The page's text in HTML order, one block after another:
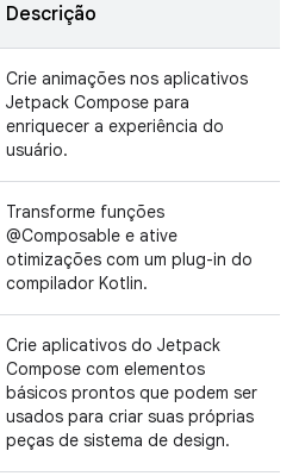
Descrição
Crie animações nos aplicativos
Jetpack Compose para
enriquecer a experiência do
usuário.
Transforme funções
@Composable e ative
otimizações com um plug-in do
compilador Kotlin.
Crie aplicativos do Jetpack
Compose com elementos
básicos prontos que podem ser
usados para criar suas próprias
peças de sistema de design.